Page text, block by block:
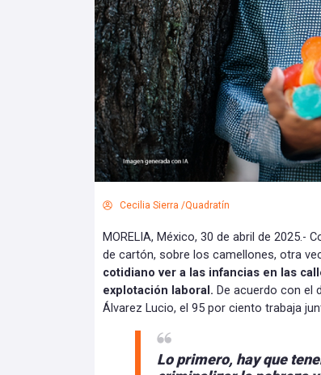
Cecilia Sierra /Quadratín
MORELIA, México, 30 de abril de 2025.-
de cartón, sobre los camellones, otra
cotidiano ver a las infancias en las
explotación laboral. De acuerdo con el
Álvarez Lucio, el 95 por ciento trabaja
Lo primero, hay que